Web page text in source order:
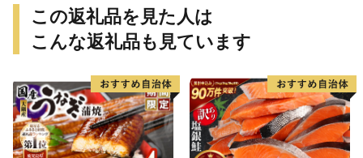
この返礼品を見た人は
こんな返礼品も見ています